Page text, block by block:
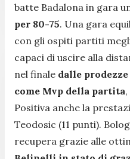
batte Badalona in gara
per 80-75. Una gara
con gli ospiti partiti
capaci di uscire alla
nel finale dalle
come Mvp della partita
Positiva anche la
Teodosic (11 punti).
recupera grazie alle